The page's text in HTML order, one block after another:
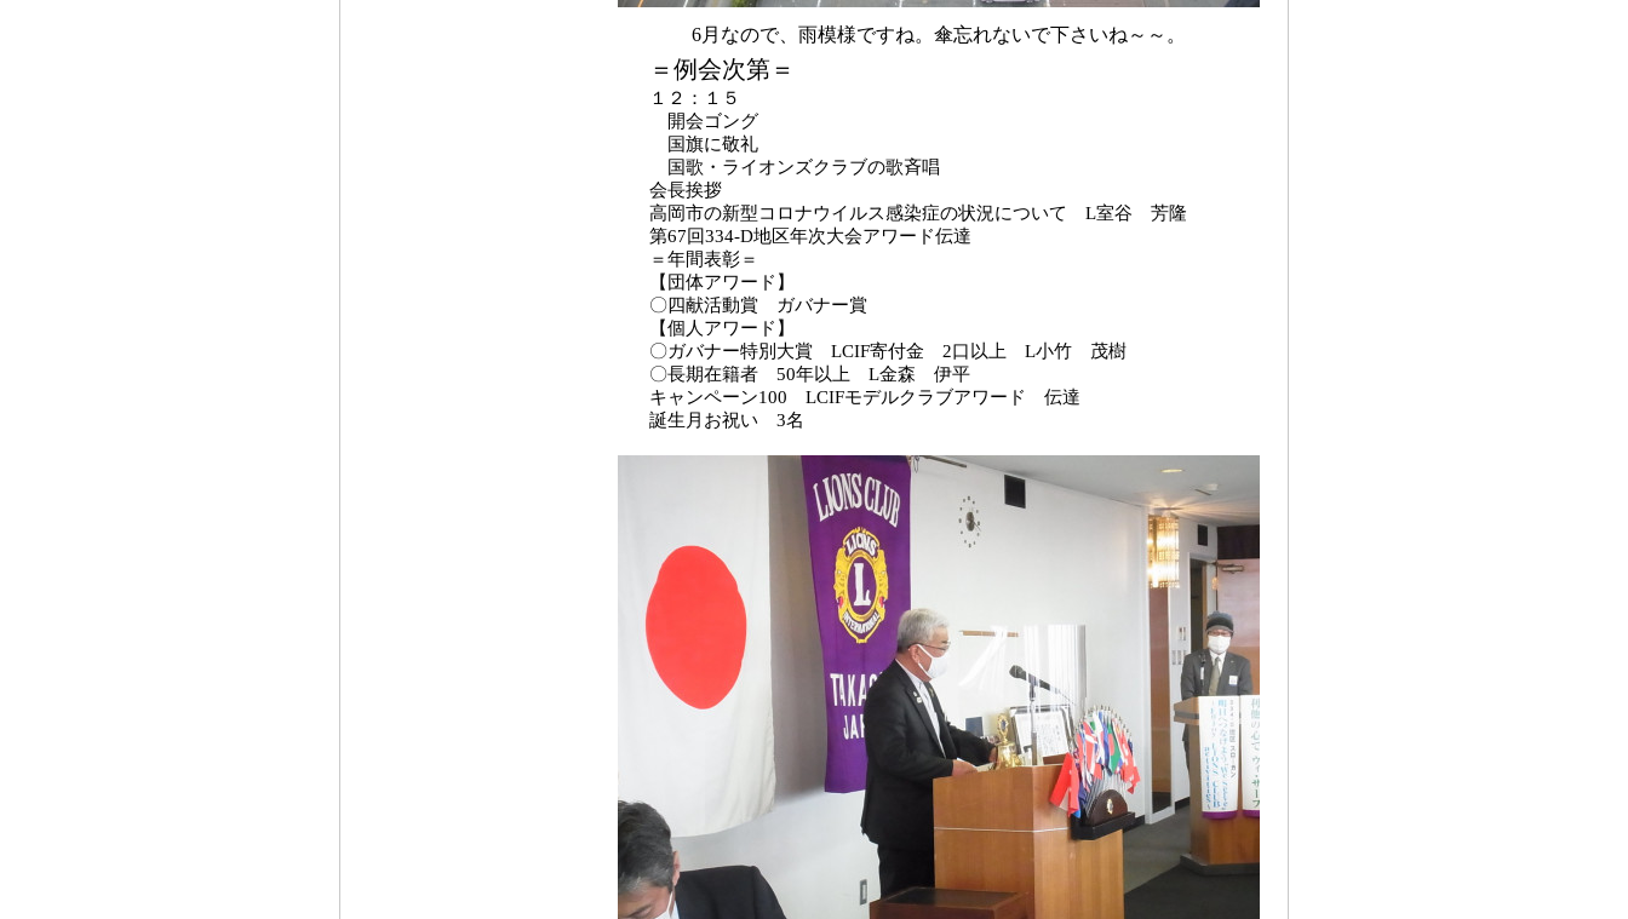
6月なので、雨模様ですね。傘忘れないで下さいね～～。
＝例会次第＝
１２：１５
開会ゴング
国旗に敬礼
国歌・ライオンズクラブの歌斉唱
会長挨拶
高岡市の新型コロナウイルス感染症の状況について L室谷 芳隆
第67回334-D地区年次大会アワード伝達
＝年間表彰＝
【団体アワード】
〇四献活動賞 ガバナー賞
【個人アワード】
〇ガバナー特別大賞 LCIF寄付金 2口以上 L小竹 茂樹
〇長期在籍者 50年以上 L金森 伊平
キャンペーン100 LCIFモデルクラブアワード 伝達
誕生月お祝い 3名